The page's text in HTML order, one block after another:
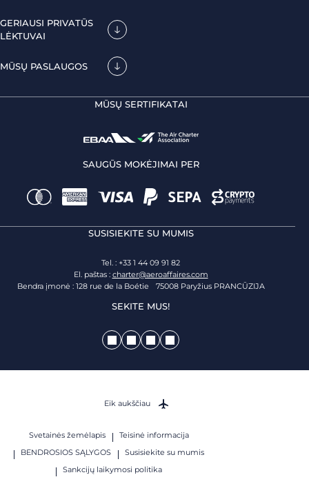
GERIAUSI PRIVATŪS
LĖKTUVAI
MŪSŲ PASLAUGOS
MŪSŲ SERTIFIKATAI
SAUGŪS MOKĖJIMAI PER
SUSISIEKITE SU MUMIS
Tel. : +33 1 44 09 91 82
El. paštas : charter@aeroaffaires.com
Bendra įmonė : 128 rue de la Boétie 75008 Paryžius PRANCŪZIJA
SEKITE MUS!
Svetainės žemėlapis
Teisinė informacija
BENDROSIOS SĄLYGOS
Susisiekite su mumis
Sankcijų laikymosi politika
Eik aukščiau